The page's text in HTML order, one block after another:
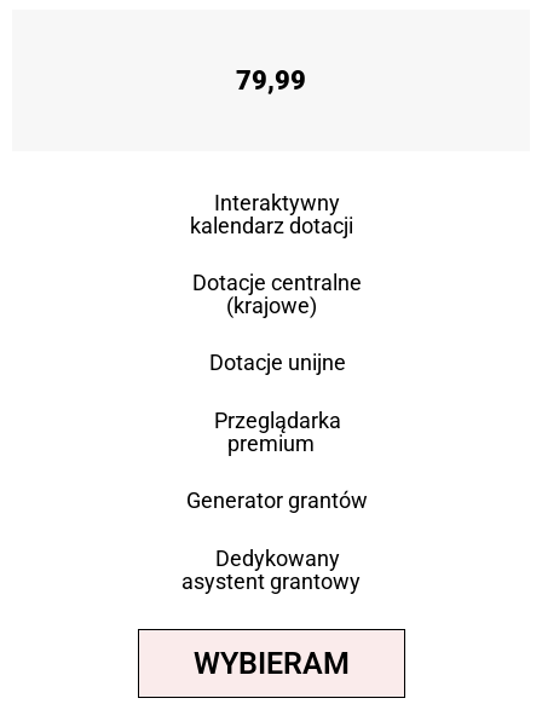
79,99
Interaktywny
kalendarz dotacji
Dotacje centralne
(krajowe)
Dotacje unijne
Przeglądarka
premium
Generator grantów
Dedykowany
asystent grantowy
WYBIERAM